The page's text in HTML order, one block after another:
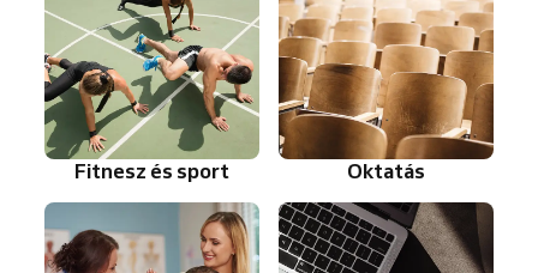
Fitnesz és sport Oktatás